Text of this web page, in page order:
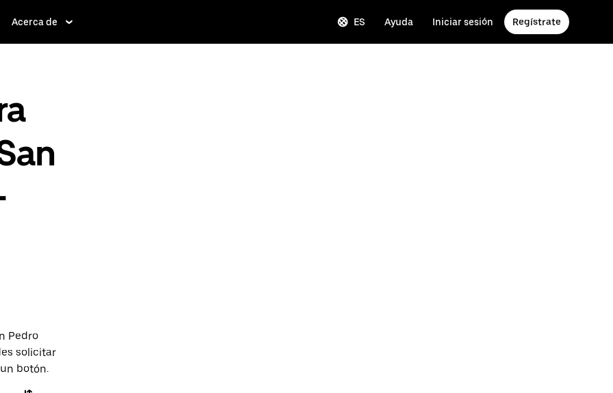
Acerca de ES Ayuda Iniciar sesión Regístrate
Pedro
solicitar
botón.